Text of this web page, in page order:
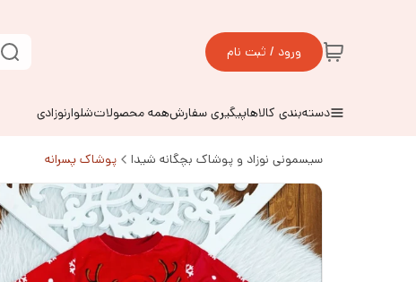
ورود / ثبت نام
دسته‌بندی کالاهاپیگیری سفارشهمه محصولاتشلوارنوزادی
سیسمونی نوزاد و پوشاک بچگانه شیدا پوشاک پسرانه